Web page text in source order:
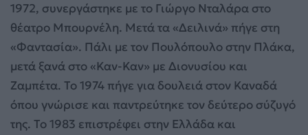
1972, συνεργάστηκε με το Γιώργο Νταλάρα στο
θέατρο Μπουρνέλη. Μετά τα «Δειλινά» πήγε στη
«Φαντασία». Πάλι με τον Πουλόπουλο στην Πλάκα,
μετά ξανά στο «Καν-Καν» με Διονυσίου και
Ζαμπέτα. Το 1974 πήγε για δουλειά στον Καναδά
όπου γνώρισε και παντρεύτηκε τον δεύτερο σύζυγό
της. Το 1983 επιστρέφει στην Ελλάδα και